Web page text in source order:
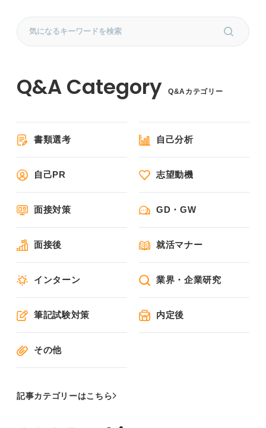
Q&Aカテゴリー
書類選考 自己分析
自己PR 志望動機
面接対策 GD・GW
面接後 就活マナー
インターン 業界・企業研究
筆記試験対策 内定後
その他
記事カテゴリーはこちら